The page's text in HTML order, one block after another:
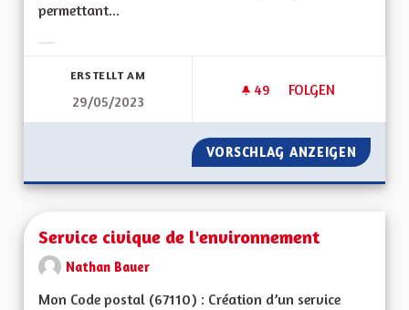
permettant...
ERSTELLT AM
29/05/2023
49 49 FOLLOWER
FOLGEN
SUBVENTION
VORSCHLAG ANZEIGEN
Service civique de l'environnement
Nathan Bauer
Mon Code postal (67110) : Création d’un service